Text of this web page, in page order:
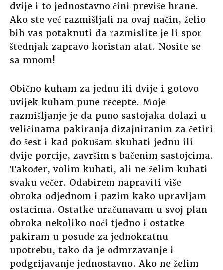
dvije i to jednostavno čini previše hrane.
Ako ste već razmišljali na ovaj način, želio
bih vas potaknuti da razmislite je li spor
štednjak zapravo koristan alat. Nosite se
sa mnom!
Obično kuham za jednu ili dvije i gotovo
uvijek kuham pune recepte. Moje
razmišljanje je da puno sastojaka dolazi u
veličinama pakiranja dizajniranim za četiri
do šest i kad pokušam skuhati jednu ili
dvije porcije, završim s bačenim sastojcima.
Također, volim kuhati, ali ne želim kuhati
svaku večer. Odabirem napraviti više
obroka odjednom i pazim kako upravljam
ostacima. Ostatke uračunavam u svoj plan
obroka nekoliko noći tjedno i ostatke
pakiram u posude za jednokratnu
upotrebu, tako da je odmrzavanje i
podgrijavanje jednostavno. Ako ne želim